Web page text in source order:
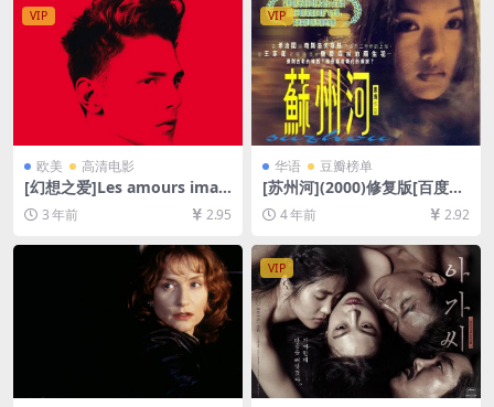
幕]
4/7.7GB][中英字幕]
VIP
欧美 高清电影
[幻想之爱]Les amours imag
inaires (2010)[百度网盘+夸
克网盘1080P超清未删减资源]
[网盘在线播放/下载][MP4/5.
3 年前 2.95
VIP
华语 豆瓣榜单
[苏州河](2000)修复版[百度网
盘+夸克网盘+迅雷云盘资源10
80P超清未删减][MP4/5GB]
[中文字幕]
4 年前 2.92
VIP